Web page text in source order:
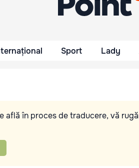
Sport Lady
află în proces de traducere, vă